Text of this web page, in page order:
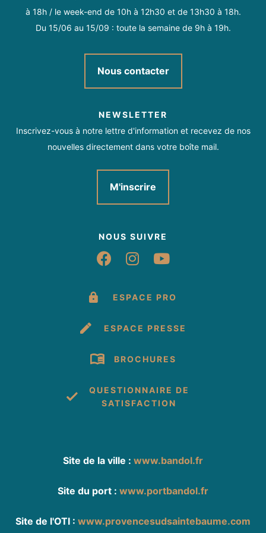
à 18h / le week-end de 10h à 12h30 et de 13h30 à 18h.
Du 15/06 au 15/09 : toute la semaine de 9h à 19h.
Nous contacter
NEWSLETTER
Inscrivez-vous à notre lettre d'information et recevez de nos
nouvelles directement dans votre boîte mail.
M'inscrire
NOUS SUIVRE
Suivez-nous sur
Suivez-nous sur
Suivez-nous
ESPACE PRO
ESPACE PRESSE
BROCHURES
QUESTIONNAIRE DE
SATISFACTION
Site de la ville : www.bandol.fr
Site du port : www.portbandol.fr
Site de l'OTI : www.provencesudsaintebaume.com